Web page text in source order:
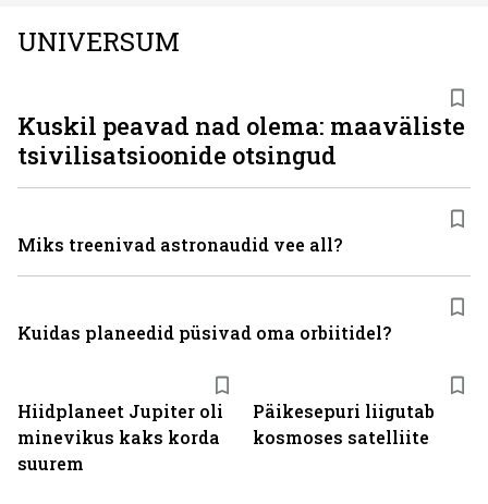
UNIVERSUM
Hiidplaneet Jupiter oli
minevikus kaks korda
suurem
Päikesepuri liigutab
kosmoses satelliite
Kuskil peavad nad olema: maaväliste
tsivilisatsioonide otsingud
Miks treenivad astronaudid vee all?
Kuidas planeedid püsivad oma orbiitidel?